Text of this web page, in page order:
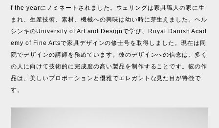
f the yearにノミネートされました。ウェリングは家具職人の家に生
まれ、生産技術、素材、機械への興味は幼い時に芽生えました。ヘル
シンキのUniversity of Art and Designで学び、Royal Danish Acad
emy of Fine Artsで家具デザインの修士号を取得しました。現在は同
院でデザインの講師を務めています。彼のデザインへの信念は、多く
の人に向けて技術的に完成度の高い製品を制作することです。彼の作
品は、美しいプロポーションと優雅でエレガントな見た目が特徴で
す。